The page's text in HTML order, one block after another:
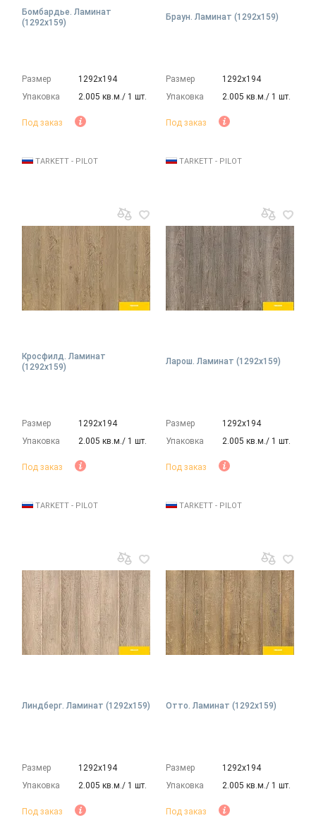
Бомбардье. Ламинат
(1292х159)
Размер
1292х194
Упаковка
2.005 кв.м./ 1 шт.
Под заказ
TARKETT - PILOT
Браун. Ламинат (1292х159)
Размер
1292х194
Упаковка
2.005 кв.м./ 1 шт.
Под заказ
TARKETT - PILOT
Кросфилд. Ламинат
(1292х159)
Размер
1292х194
Упаковка
2.005 кв.м./ 1 шт.
Под заказ
TARKETT - PILOT
Ларош. Ламинат (1292х159)
Размер
1292х194
Упаковка
2.005 кв.м./ 1 шт.
Под заказ
TARKETT - PILOT
Линдберг. Ламинат (1292х159)
Размер
1292х194
Упаковка
2.005 кв.м./ 1 шт.
Под заказ
Отто. Ламинат (1292х159)
Размер
1292х194
Упаковка
2.005 кв.м./ 1 шт.
Под заказ